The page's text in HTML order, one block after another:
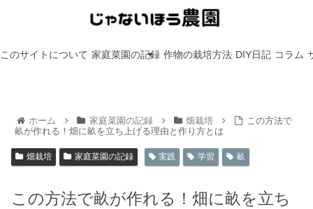
このサイトについて 家庭菜園の記録 作物の栽培方法 DIY日記 コラム
ホーム 家庭菜園の記録 畑栽培
この方法で
畝が作れる！畑に畝を立ち上げる理由と作り方とは
畑栽培 家庭菜園の記録 実践 学習 畝
この方法で畝が作れる！畑に畝を立ち